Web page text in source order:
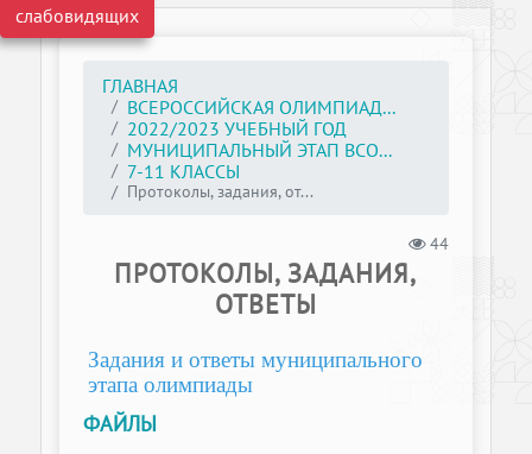
слабовидящих
ГЛАВНАЯ
ВСЕРОССИЙСКАЯ ОЛИМПИАД...
2022/2023 УЧЕБНЫЙ ГОД
МУНИЦИПАЛЬНЫЙ ЭТАП ВСО...
7-11 КЛАССЫ
Протоколы, задания, от...
44
ПРОТОКОЛЫ, ЗАДАНИЯ,
ОТВЕТЫ
Задания и ответы муниципального
этапа олимпиады
ФАЙЛЫ